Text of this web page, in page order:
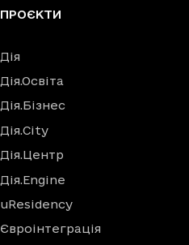
ПРОЄКТИ
Дія
Дія.Освіта
Дія.Бізнес
Дія.City
Дія.Центр
Дія.Engine
uResidency
Євроінтеграція